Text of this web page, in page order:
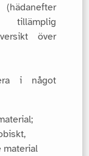
över
i något
material